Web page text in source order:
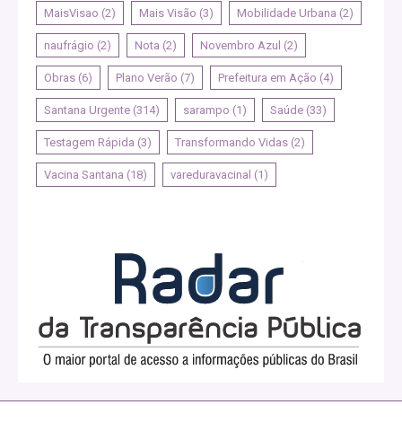
MaisVisao (2) Mais Visão (3) Mobilidade Urbana (2)
naufrágio (2) Nota (2) Novembro Azul (2)
Obras (6) Plano Verão (7) Prefeitura em Ação (4)
Santana Urgente (314) sarampo (1) Saúde (33)
Testagem Rápida (3) Transformando Vidas (2)
Vacina Santana (18) vareduravacinal (1)